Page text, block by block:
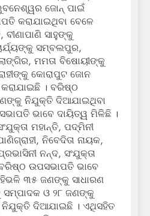
ଜୋନ୍ ପାଇଁ
କରାଯାଇଥିବା ବେଳେ
ସାହୁଙ୍କୁ
ସମ୍ବଲପୁର,
ମମତା ବିଷୋୟୀଙ୍କୁ
କୋରାପୁଟ ଜୋନ
। ବରିଷ୍ଠ
ନିଯୁକ୍ତି ଦିଆଯାଇଥିବା
ଭାବେ ଦାୟିତ୍ୱ ମିଳିଛି ।
ମହାନ୍ତି, ପଦ୍ମିନୀ
ନିବେଦିତା ନାୟକ,
ନନ୍ଦ, ସଂଯୁକ୍ତା
ଉପସଭାପତି ଭାବେ
୩୫ ଜଣଙ୍କୁ ସାଧାରଣ
ଓ ୨୮ ଜଣଙ୍କୁ
ଦିଆଯାଇଛି । ଏଥିସହିତ